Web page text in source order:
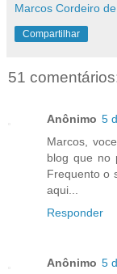
Marcos Cordeiro
Compartilhar
51
Anônimo 5
Marcos,
blog que no
Frequento o
aqui...
Responder
Anônimo 5